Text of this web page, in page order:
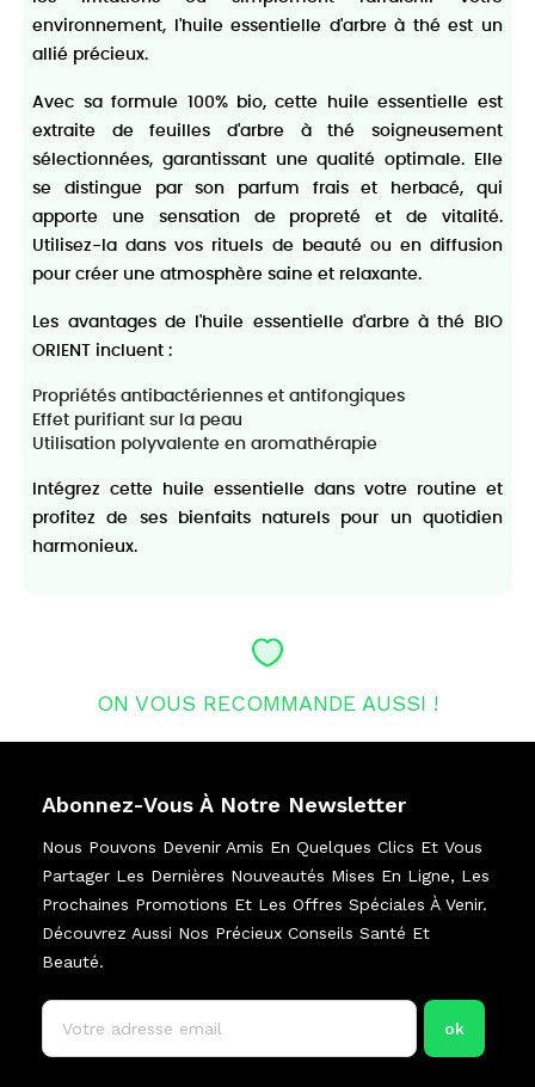
environnement, l'huile essentielle d'arbre à thé est un
allié précieux.
Avec sa formule 100% bio, cette huile essentielle est
extraite de feuilles d'arbre à thé soigneusement
sélectionnées, garantissant une qualité optimale. Elle
se distingue par son parfum frais et herbacé, qui
apporte une sensation de propreté et de vitalité.
Utilisez-la dans vos rituels de beauté ou en diffusion
pour créer une atmosphère saine et relaxante.
Les avantages de l'huile essentielle d'arbre à thé BIO
ORIENT incluent :
Propriétés antibactériennes et antifongiques
Effet purifiant sur la peau
Utilisation polyvalente en aromathérapie
Intégrez cette huile essentielle dans votre routine et
profitez de ses bienfaits naturels pour un quotidien
harmonieux.
ON VOUS RECOMMANDE AUSSI !
Abonnez-Vous À Notre Newsletter
Nous Pouvons Devenir Amis En Quelques Clics Et Vous
Partager Les Dernières Nouveautés Mises En Ligne, Les
Prochaines Promotions Et Les Offres Spéciales À Venir.
Découvrez Aussi Nos Précieux Conseils Santé Et
Beauté.